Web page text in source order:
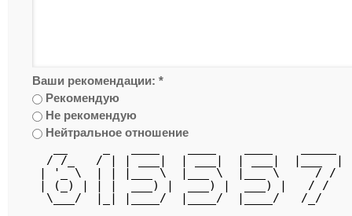
Ваши рекомендации: *
Рекомендую
Не рекомендую
Нейтральное отношение
  / /_   / | | ___|  | ___|  | ___|  |___  |
| '_ \  | | |___ \  |___ \  |___ \     / /
| (_) | | |  ___) |  ___) |  ___) |   / /
  \___/  |_| |____/  |____/  |____/   /_/